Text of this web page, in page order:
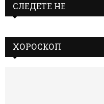
СЛЕДЕТЕ НЕ
ХОРОСКОП